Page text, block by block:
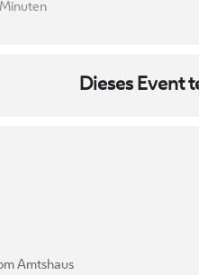
Dieses Event
Amtshaus